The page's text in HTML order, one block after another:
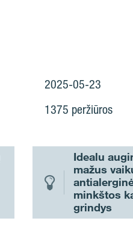
2025-05-23
1375 peržiūros
Idealu
mažus
minkštos
grindys